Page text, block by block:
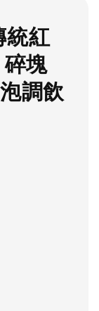
統紅
塊
調飲